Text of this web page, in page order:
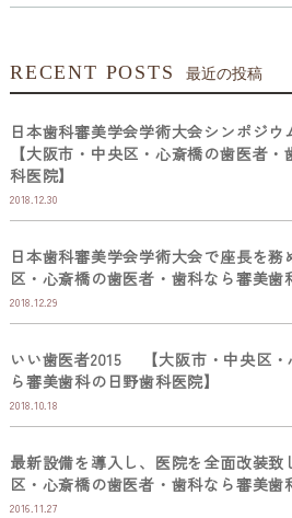
RECENT POSTS 最近の投稿
日本歯科審美学会学術大会シンポジ
【大阪市・中央区・心斎橋の歯医者
科医院】
2018.12.30
日本歯科審美学会学術大会で座長を
区・心斎橋の歯医者・歯科なら審美歯
2018.12.29
いい歯医者2015 【大阪市・中央区・
ら審美歯科の日野歯科医院】
2018.10.18
最新設備を導入し、医院を全面改装
区・心斎橋の歯医者・歯科なら審美歯
2016.11.27